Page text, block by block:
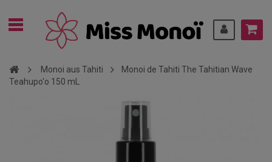
Monoi aus Tahiti
Monoi de Tahiti The Tahitian Wave
Teahupo'o 150 mL